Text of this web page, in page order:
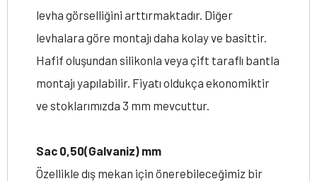
levha görselliğini arttırmaktadır. Diğer
levhalara göre montajı daha kolay ve basittir.
Hafif oluşundan silikonla veya çift taraflı bantla
montajı yapılabilir. Fiyatı oldukça ekonomiktir
ve stoklarımızda 3 mm mevcuttur.
Sac 0,50(Galvaniz) mm
Özellikle dış mekan için önerebileceğimiz bir